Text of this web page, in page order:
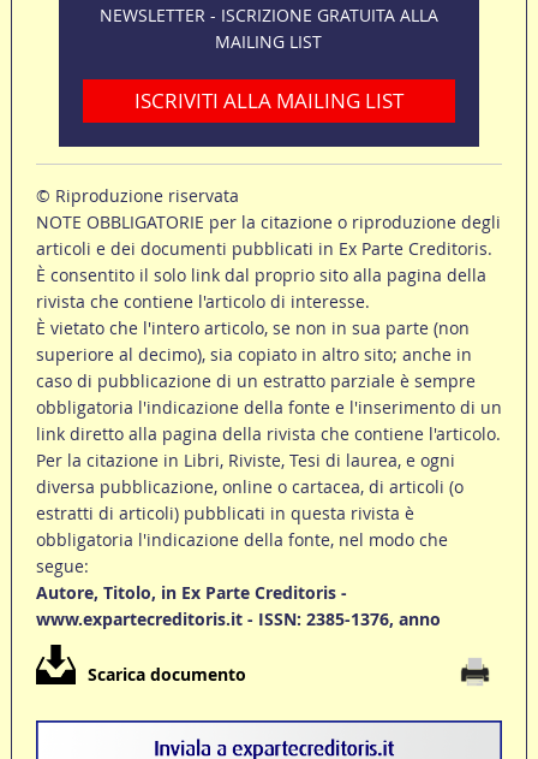
NEWSLETTER - ISCRIZIONE GRATUITA ALLA
MAILING LIST
ISCRIVITI ALLA MAILING LIST
© Riproduzione riservata
NOTE OBBLIGATORIE per la citazione o riproduzione degli
articoli e dei documenti pubblicati in Ex Parte Creditoris.
È consentito il solo link dal proprio sito alla pagina della
rivista che contiene l'articolo di interesse.
È vietato che l'intero articolo, se non in sua parte (non
superiore al decimo), sia copiato in altro sito; anche in
caso di pubblicazione di un estratto parziale è sempre
obbligatoria l'indicazione della fonte e l'inserimento di un
link diretto alla pagina della rivista che contiene l'articolo.
Per la citazione in Libri, Riviste, Tesi di laurea, e ogni
diversa pubblicazione, online o cartacea, di articoli (o
estratti di articoli) pubblicati in questa rivista è
obbligatoria l'indicazione della fonte, nel modo che
segue:
Autore, Titolo, in Ex Parte Creditoris -
www.expartecreditoris.it - ISSN: 2385-1376, anno
Scarica documento